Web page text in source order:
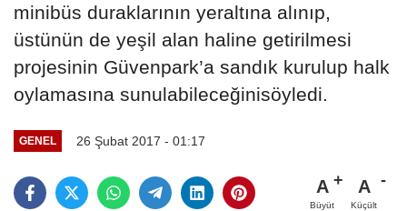
minibüs duraklarının yeraltına alınıp,
üstünün de yeşil alan haline getirilmesi
projesinin Güvenpark’a sandık kurulup halk
oylamasına sunulabileceğinisöyledi.
GENEL 26 Şubat 2017 - 01:17
A
Büyüt
A
Küçült